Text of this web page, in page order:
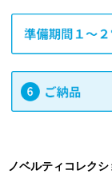
ノベルティコレク